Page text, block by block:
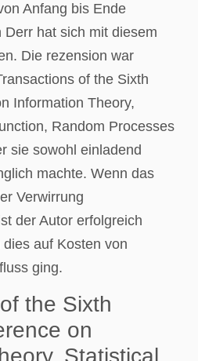
Anfang bis Ende
hat sich mit diesem
Die rezension war
of the Sixth
Information Theory,
Random Processes
sie sowohl einladend
machte. Wenn das
Verwirrung
der Autor erfolgreich
auf Kosten von
ging.
the Sixth
on
Statistical